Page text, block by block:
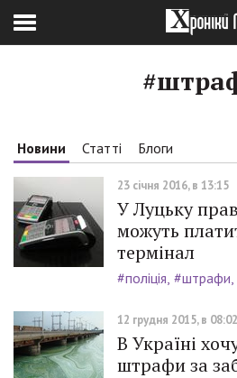
Новини Статті Блоги
23 січня 2016, в 13:15
У Луцьку
можуть
термінал
#поліція #штрафи
12 грудня 2015, в 08:02
В Україні
штрафи за